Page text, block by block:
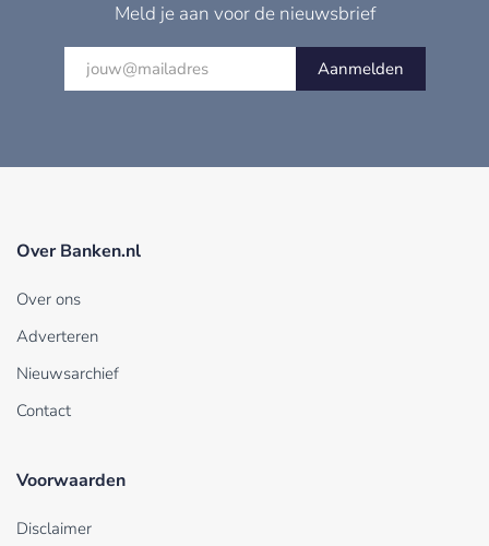
Meld je aan voor de nieuwsbrief
Aanmelden
Over Banken.nl
Over ons
Adverteren
Nieuwsarchief
Contact
Voorwaarden
Disclaimer